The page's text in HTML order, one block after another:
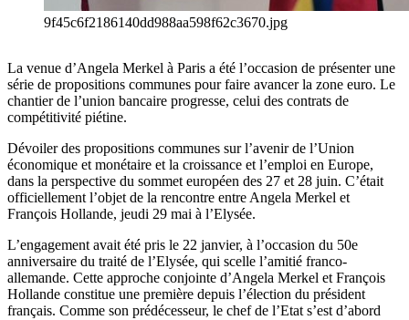
9f45c6f2186140dd988aa598f62c3670.jpg
La venue d’Angela Merkel à Paris a été l’occasion de présenter une
série de propositions communes pour faire avancer la zone euro. Le
chantier de l’union bancaire progresse, celui des contrats de
compétitivité piétine.
Dévoiler des propositions communes sur l’avenir de l’Union
économique et monétaire et la croissance et l’emploi en Europe,
dans la perspective du sommet européen des 27 et 28 juin. C’était
officiellement l’objet de la rencontre entre Angela Merkel et
François Hollande, jeudi 29 mai à l’Elysée.
L’engagement avait été pris le 22 janvier, à l’occasion du 50e
anniversaire du traité de l’Elysée, qui scelle l’amitié franco-
allemande. Cette approche conjointe d’Angela Merkel et François
Hollande constitue une première depuis l’élection du président
français. Comme son prédécesseur, le chef de l’Etat s’est d’abord